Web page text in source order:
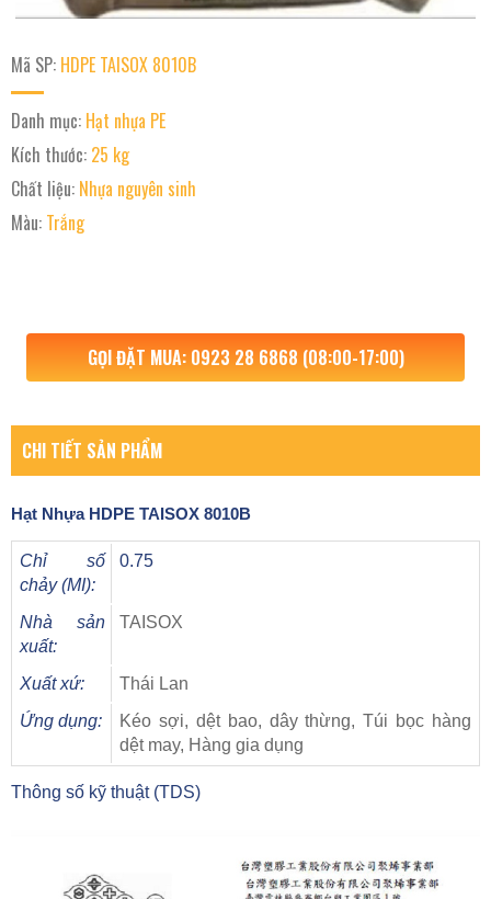
Mã SP: HDPE TAISOX 8010B
Danh mục: Hạt nhựa PE
Kích thước: 25 kg
Chất liệu: Nhựa nguyên sinh
Màu: Trắng
GỌI ĐẶT MUA: 0923 28 6868 (08:00-17:00)
CHI TIẾT SẢN PHẨM
Hạt Nhựa HDPE TAISOX 8010B
Chỉ số
chảy (MI):
0.75
Nhà sản
xuất:
TAISOX
Xuất xứ:
Thái Lan
Ứng dụng:
Kéo sợi, dệt bao, dây thừng, Túi bọc hàng
dệt may, Hàng gia dụng
Thông số kỹ thuật (TDS)